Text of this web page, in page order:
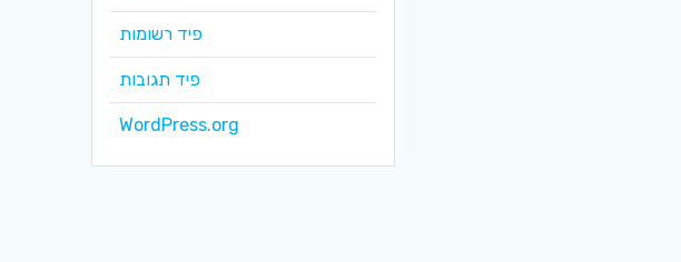
פיד רשומות
פיד תגובות
WordPress.org